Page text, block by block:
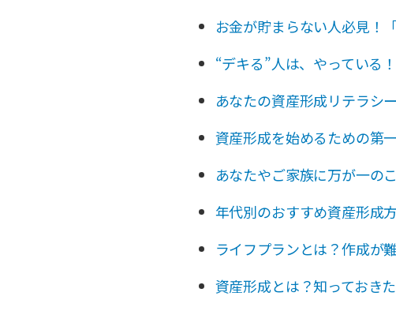
お金が貯まらない人必見！
“デキる”人は、やっている
あなたの資産形成リテラシ
資産形成を始めるための第
あなたやご家族に万が一の
年代別のおすすめ資産形成
ライフプランとは？作成が
資産形成とは？知っておき